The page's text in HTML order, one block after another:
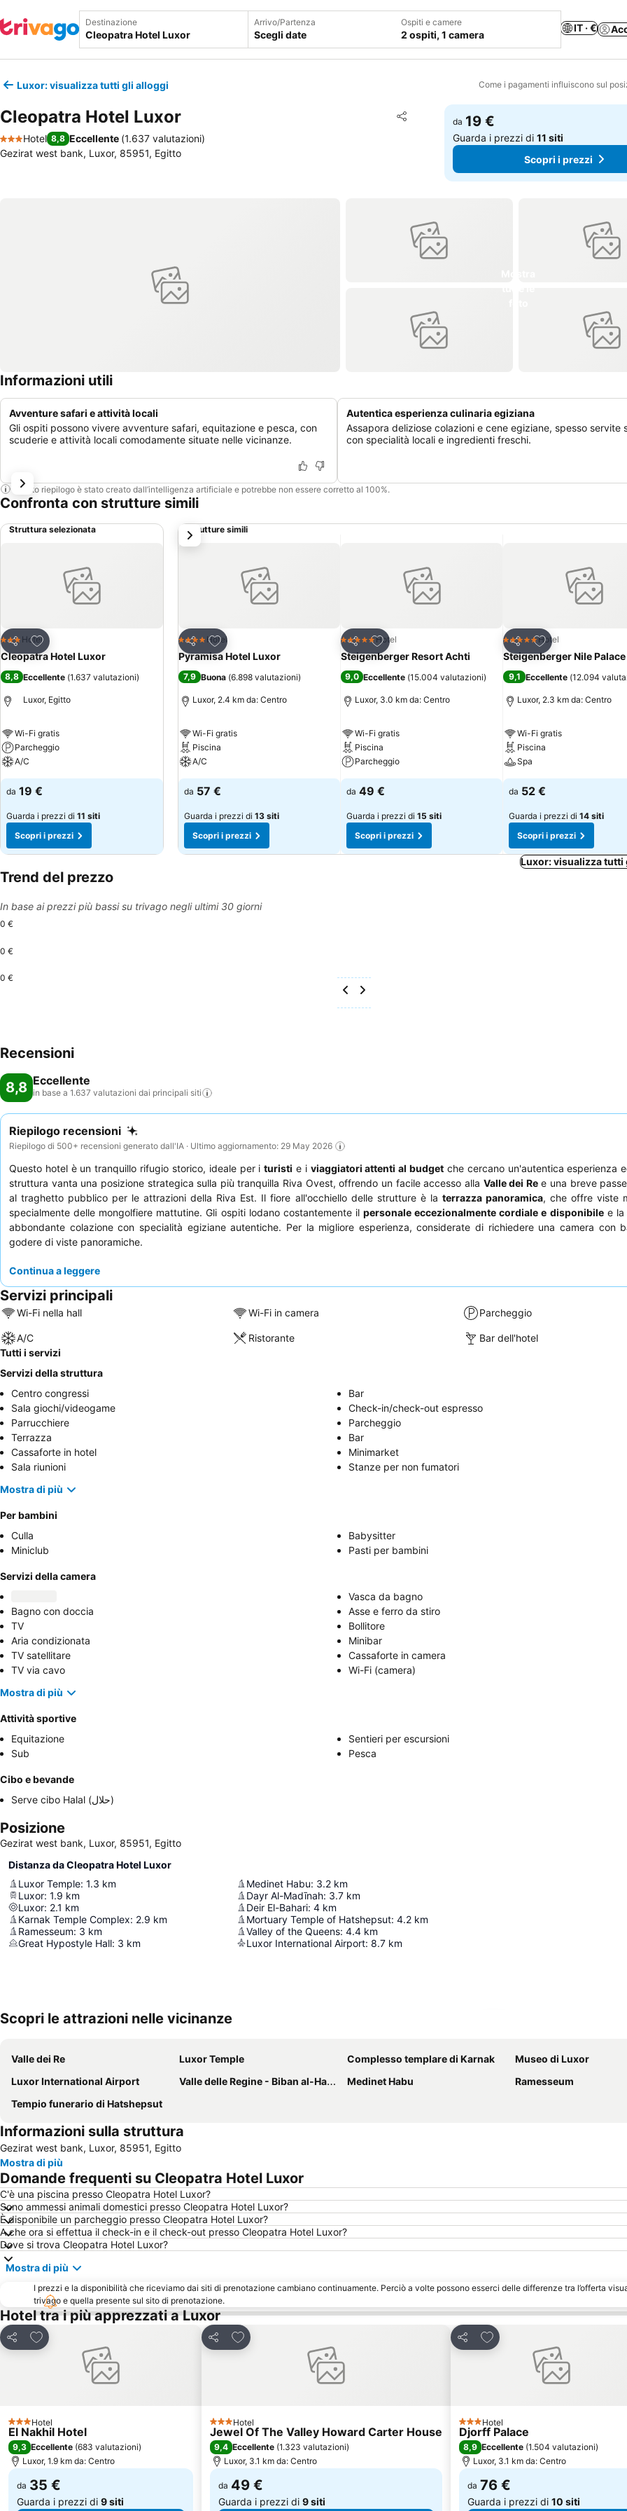
Destinazione Arrivo/Partenza
Scegli date
Ospiti e camere
2 ospiti, 1 camera
IT · €
Luxor: visualizza tutti gli alloggi Come i pagamenti influiscono sul
Cleopatra Hotel Luxor Condividi
Aggiungi ai preferiti
3 Stelle
Hotel 8,8 Eccellente (1.637 valutazioni)
Gezirat west bank, Luxor, 85951, Egitto
da 19 €
Guarda i prezzi di11 siti
Scopri i prezzi
Informazioni utili
Avventure safari e attività locali
Gli ospiti possono vivere avventure safari, equitazione e pesca, con
scuderie e attività locali comodamente situate nelle vicinanze.
Autentica esperienza culinaria egiziana
Assapora deliziose colazioni e cene egiziane, spesso servite
con specialità locali e ingredienti freschi.
Questo riepilogo è stato creato dall’intelligenza artificiale e potrebbe non essere corretto al 100%.
Confronta con strutture simili
Struttura selezionata
Condividi
Aggiungi ai preferiti
3 StelleHotel
Cleopatra Hotel Luxor
8,8 Eccellente (1.637 valutazioni)
Luxor, Egitto
Wi-Fi gratis
Parcheggio
A/C
da 19 €
Guarda i prezzi di 11 siti
Scopri i prezzi
Strutture simili
Condividi
Aggiungi ai preferiti
4 StelleHotel
Pyramisa Hotel Luxor
7,9 Buona (6.898 valutazioni)
Luxor, 2.4 km da: Centro
Wi-Fi gratis
Piscina
A/C
da 57 €
Guarda i prezzi di 13 siti
Scopri i prezzi
Condividi
Aggiungi ai preferiti
5 Stelle Hotel
Steigenberger Resort Achti
9,0 Eccellente (15.004 valutazioni)
Luxor, 3.0 km da: Centro
Wi-Fi gratis
Piscina
Parcheggio
da 49 €
Guarda i prezzi di 15 siti
Scopri i prezzi
Condividi
Aggiungi ai
5 Stelle Hotel
Steigenberger Nile Palace
9,1 Eccellente (12.094
Luxor, 2.3 km da: Centro
Wi-Fi gratis
Piscina
Spa
da 52 €
Guarda i prezzi di 14 siti
Scopri i prezzi
successivo
Luxor: visualizza tutti
Trend del prezzo
In base ai prezzi più bassi su trivago negli ultimi 30 giorni
0 €
0 €
0 €
Recensioni
8,8 Eccellente
in base a 1.637 valutazioni dai principali siti
Riepilogo recensioni
Riepilogo di 500+ recensioni generato dall'IA · Ultimo aggiornamento: 29 May 2026
Questo hotel è un tranquillo rifugio storico, ideale per ituristi e i viaggiatori attenti al budget che cercano un'autentica esperienza
struttura vanta una posizione strategica sulla più tranquilla Riva Ovest, offrendo un facile accesso alla Valle dei Ree una breve
al traghetto pubblico per le attrazioni della Riva Est. Il fiore all'occhiello delle strutture è la terrazza panoramica, che offre viste
specialmente delle mongolfiere mattutine. Gli ospiti lodano costantemente ilpersonale eccezionalmente cordiale e disponibilee la
abbondante colazione con specialità egiziane autentiche. Per la migliore esperienza, considerate di richiedere una camera con
godere di viste panoramiche.
Continua a leggere
Servizi principali
Wi-Fi nella hall Wi-Fi in camera Parcheggio
A/C Ristorante
Bar dell'hotel
Tutti i servizi
Servizi della struttura
Centro congressi
Bar
Sala giochi/videogame
Check-in/check-out espresso
Parrucchiere
Parcheggio
Terrazza
Bar
Cassaforte in hotel
Minimarket
Sala riunioni
Stanze per non fumatori
Mostra di più
Per bambini
Culla
Babysitter
Miniclub
Pasti per bambini
Servizi della camera
Vasca da bagno
Bagno con doccia
Asse e ferro da stiro
TV
Bollitore
Aria condizionata
Minibar
TV satellitare
Cassaforte in camera
TV via cavo
Wi-Fi (camera)
Mostra di più
Attività sportive
Equitazione
Sentieri per escursioni
Sub
Pesca
Cibo e bevande
Serve cibo Halal (حلال)
Posizione
Gezirat west bank, Luxor, 85951, Egitto
Distanza da Cleopatra Hotel Luxor
Luxor Temple: 1.3 km
Luxor: 1.9 km
Luxor: 2.1 km
Karnak Temple Complex: 2.9 km
Ramesseum: 3 km
Great Hypostyle Hall: 3 km
Medinet Habu: 3.2 km
Dayr Al-Madīnah: 3.7 km
Deir El-Bahari: 4 km
Mortuary Temple of Hatshepsut: 4.2 km
Valley of the Queens: 4.4 km
Luxor International Airport: 8.7 km
Scopri le attrazioni nelle vicinanze
Valle dei Re Luxor Temple Complesso templare di Karnak
Museo di Luxor
Luxor International Airport
Valle delle Regine - Biban al-Harim Medinet Habu
Ramesseum
Tempio funerario di Hatshepsut
Informazioni sulla struttura
Gezirat west bank, Luxor, 85951, Egitto
Mostra di più
Domande frequenti su Cleopatra Hotel Luxor
C'è una piscina presso Cleopatra Hotel Luxor?
Sono ammessi animali domestici presso Cleopatra Hotel Luxor?
È disponibile un parcheggio presso Cleopatra Hotel Luxor?
A che ora si effettua il check-in e il check-out presso Cleopatra Hotel Luxor?
Dove si trova Cleopatra Hotel Luxor?
Mostra di più
I prezzi e la disponibilità che riceviamo dai siti di prenotazione cambiano continuamente. Perciò a volte possono esserci delle differenze tra l’offerta
trivago e quella presente sul sito di prenotazione.
Hotel tra i più apprezzati a Luxor
Condividi
Aggiungi ai preferiti
3 StelleHotel
El Nakhil Hotel
9,3 Eccellente (683 valutazioni)
Luxor, 1.9 km da: Centro
da 35 €
Guarda i prezzi di 9 siti
Condividi
Aggiungi ai preferiti
3 StelleHotel
Jewel Of The Valley Howard Carter House
9,4 Eccellente (1.323 valutazioni)
Luxor, 3.1 km da: Centro
da 49 €
Guarda i prezzi di 9 siti
Condividi
Aggiungi ai preferiti
3 StelleHotel
Djorff Palace
8,9 Eccellente (1.504 valutazioni)
Luxor, 3.1 km da: Centro
da 76 €
Guarda i prezzi di 10 siti